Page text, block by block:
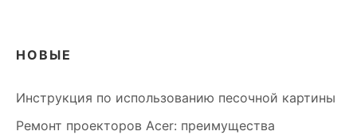
НОВЫЕ
Инструкция по использованию песочной картины
Ремонт проекторов Acer: преимущества